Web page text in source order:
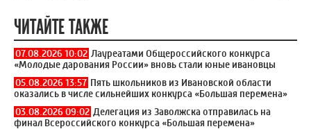
ЧИТАЙТЕ ТАКЖЕ
07.08.2026 10:02 Лауреатами Общероссийского конкурса
«Молодые дарования России» вновь стали юные ивановцы
05.08.2026 13:57 Пять школьников из Ивановской области
оказались в числе сильнейших конкурса «Большая перемена»
03.08.2026 09:02 Делегация из Заволжска отправилась на
финал Всероссийского конкурса «Большая перемена»